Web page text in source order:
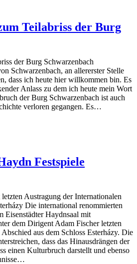
Teilabriss der Burg
der Burg Schwarzenbach
Schwarzenbach, an allererster Stelle
dass ich heute hier willkommen bin. Es
Anlass zu dem ich heute mein Wort
der Burg Schwarzenbach ist auch
verloren gegangen. Es…
Festspiele
Austragung der Internationalen
Die international renommierten
Eisenstädter Haydnsaal mit
dem Dirigent Adam Fischer letzten
aus dem Schloss Esterházy. Die
dass das Hinausdrängen der
einen Kulturbruch darstellt und ebenso